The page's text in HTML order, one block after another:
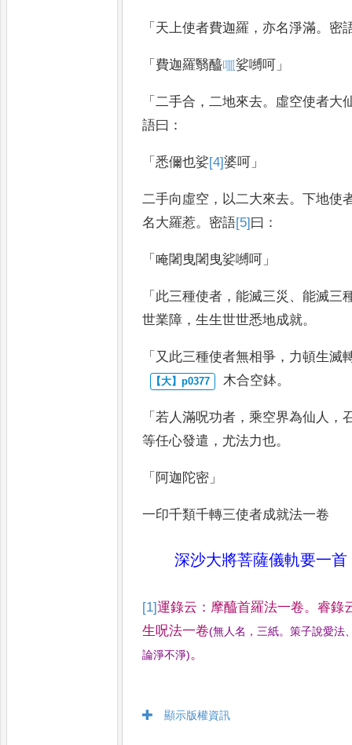
「 天上使者費迦羅 ，亦名淨滿。 密
「 費迦羅翳醯𠰘娑嚩呵 」
「二手合 ，二地來去。 虛空使者大
語曰 ：
「悉儞也娑[4]婆呵 」
二手向虛空 ， 以二大來去。下地使
名大羅惹。 密語[5] 曰 ：
「 唵闍曳闍曳娑嚩呵 」
「 此三種使者 ，能滅三災 、能滅三
世業障 ，生生世世悉地成就。
「 又此三種使者無相爭 ， 力頓生滅
木合空鉢。
「若人滿呪功者 ，乘空界為仙人 ，
等任心發遣 ， 尤法力也。
「 阿迦陀密 」
一印千類千轉三使者成就法一卷
深沙大將菩薩儀軌要一首
[1]運錄云 ： 摩醯首羅法一卷。睿錄
生呪法一卷(無人名 ， 三紙。策子說愛法
論淨不淨)。
顯示版權資訊